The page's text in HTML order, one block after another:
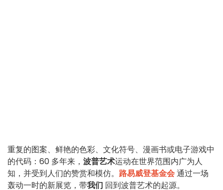
重复的图案、鲜艳的色彩、文化符号、漫画书或电子游戏中
的代码：60 多年来， 波普艺术运动在世界范围内广为人
知，并受到人们的赞赏和模仿。 路易威登基金会通过一场
轰动一时的新展览，带我们 回到波普艺术的起源。